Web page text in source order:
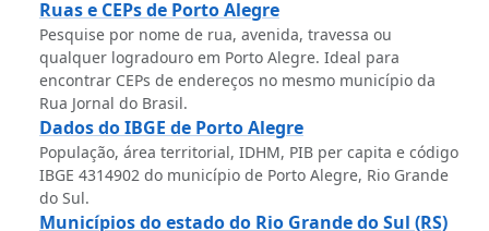
Ruas e CEPs de Porto Alegre
Pesquise por nome de rua, avenida, travessa ou
qualquer logradouro em Porto Alegre. Ideal para
encontrar CEPs de endereços no mesmo município da
Rua Jornal do Brasil.
Dados do IBGE de Porto Alegre
População, área territorial, IDHM, PIB per capita e código
IBGE 4314902 do município de Porto Alegre, Rio Grande
do Sul.
Municípios do estado do Rio Grande do Sul (RS)